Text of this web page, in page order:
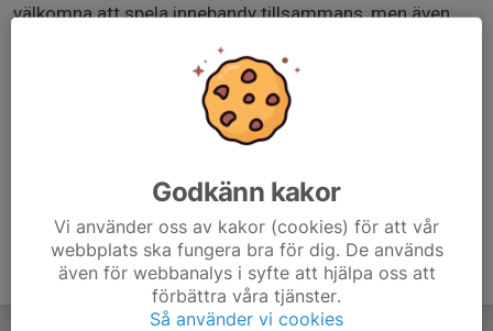
välkomna att spela innebandy tillsammans, men även
och mycket mer. Ta med dig en kompis i varje hand eller
hela laget så ses vi där!
Godkänn kakor
Vi använder oss av kakor (cookies) för att vår
webbplats ska fungera bra för dig. De används
även för webbanalys i syfte att hjälpa oss att
förbättra våra tjänster.
Så använder vi cookies